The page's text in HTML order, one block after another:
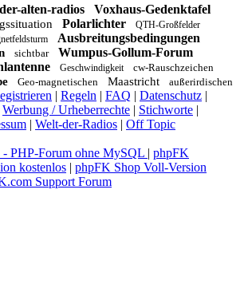
alten-radios Voxhaus-Gedenktafel
Polarlichter QTH-Großfelder
Ausbreitungsbedingungen
sichtbar
Wumpus-Gollum-Forum
Geschwindigkeit cw-Rauschzeichen
Geo-magnetischen Maastricht außerirdischen
| Regeln | FAQ | Datenschutz |
Werbung / Urheberrechte | Stichworte |
| Welt-der-Radios | Off Topic
PHP-Forum ohne MySQL | phpFK
kostenlos | phpFK Shop Voll-Version
Support Forum